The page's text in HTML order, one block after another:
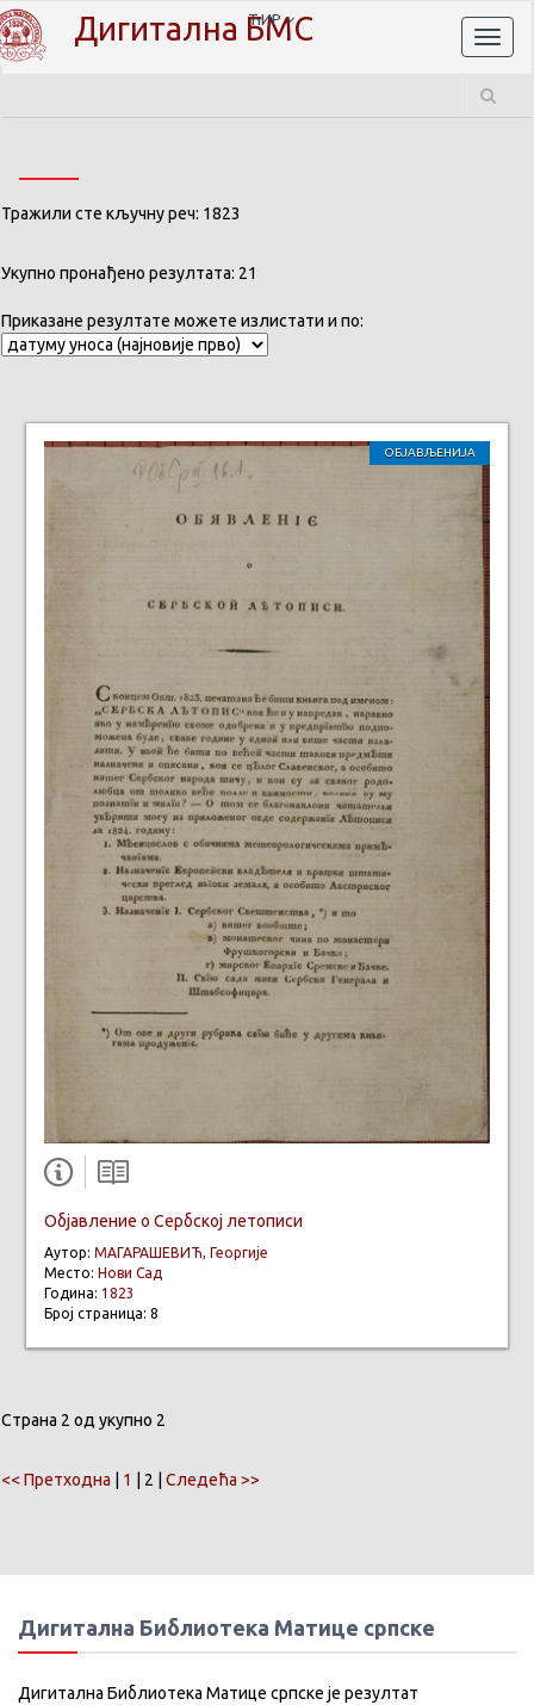
Дигитална БМС
ЋИР
Тражили сте кључну реч: 1823
Укупно пронађено резултата: 21
Приказане резултате можете излистати и по:
ОБЈАВЉЕНИЈА
Обjaвлениe о Сербској летописи
Аутор: МАГАРАШЕВИЋ, Георгије
Место: Нови Сад
Година: 1823
Број страница: 8
Страна 2 од укупно 2
<< Претходна 1 | 2 | Следећа >>
Дигитална Библиотека Матице српске
Дигитална Библиотека Матице српске је резултат